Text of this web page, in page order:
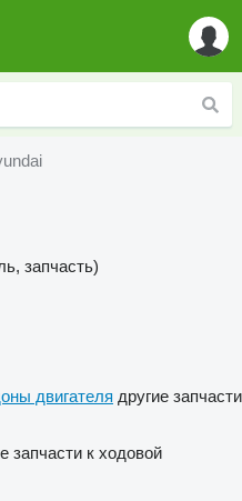
запчасть)
двигателя другие запчасти
запчасти к ходовой